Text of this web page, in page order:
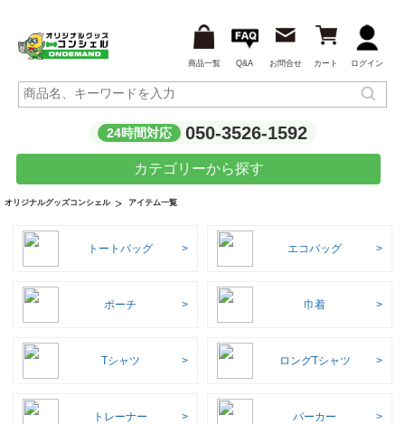
商品一覧 Q&A お問合せ カート ログイン
24時間対応 050-3526-1592
カテゴリーから探す
オリジナルグッズコンシェル アイテム一覧
トートバッグ エコバッグ
ポーチ 巾着
Tシャツ ロングTシャツ
トレーナー パーカー